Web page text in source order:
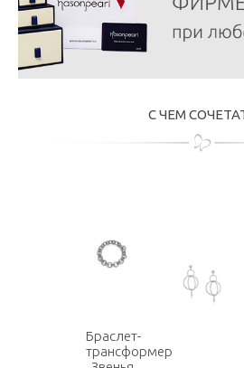
С ЧЕМ
Браслет-
трансформер